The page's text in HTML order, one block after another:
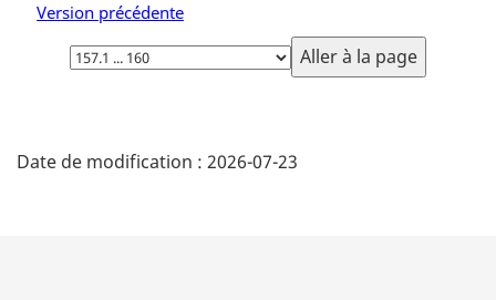
Version précédente
Choisissez
la
é
Date de modification : 2026-07-23